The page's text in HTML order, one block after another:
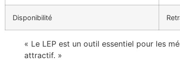
Disponibilité
« Le LEP est un outil essentiel pour les
attractif. »